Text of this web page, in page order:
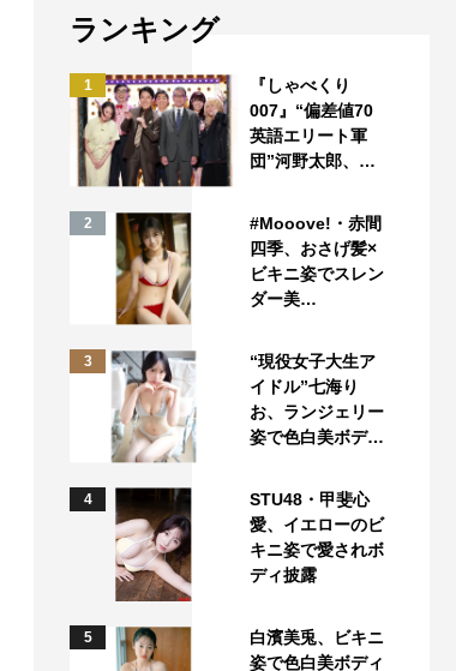
ランキング
1
『しゃべくり
007』“偏差値70
英語エリート軍
団”河野太郎、…
2
#Mooove!・赤間
四季、おさげ髪×
ビキニ姿でスレン
ダー美…
3
“現役女子大生ア
イドル”七海り
お、ランジェリー
姿で色白美ボデ…
4
STU48・甲斐心
愛、イエローのビ
キニ姿で愛されボ
ディ披露
5
白濱美兎、ビキニ
姿で色白美ボディ